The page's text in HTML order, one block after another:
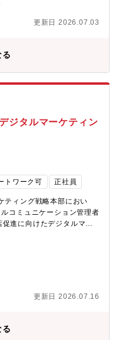
。【配属先】医療キャリ
い福祉キャリア事業本部の
ゴジョブエージェント』
強化を行っています。
にできる環境です。■フェー
なる成長に向けた変革期
きていますが、AI活用が
能になり、できることが
ではなく、新しい勝ちパ
白さがあります。【働き
ております。部門全体と
で組織運営をしており、
またはChatWorkを活
的にコミュニケーション
で生産性高く業務を行う
のサービスのマーケティ
略の立案・実行を推進し
策の検討、実行■マーケテ
(人材採用・育成・仕組
理(策定含む)【事業領域に
象とした国内キャリア事業
長を遂げ、同社グループ
高齢化が進む日本におい
きな問題です。当社のキャ
界に人材を斡旋してマネタ
「医療・介護領域におけ
も他業界からの人材流入
営や定着支援、スキル・
ティサイト運営など多彩
はじめとする約20サービス
援や定着支援等の周辺領
な貢献を目指していきま
介護・福祉）・求人広告
ス】ご本人の志向性に合
々）への異動・新規事業
専門性の追求＆会社横断で
更新日 2026.07.03
る
ジタルマーケティン
トワーク可 正社員
ティング戦略本部におい
コミュニケーション管理者
進に向けたデジタルマー
、ミニスーパー事業「Lミ
ンや販促施策についても
ていただきます。【業務
タルマーケティング統括・
）を活用した認知拡大・
アプリ、SNS、クーポ
イトを活用した来店促進施
更新日 2026.07.16
る